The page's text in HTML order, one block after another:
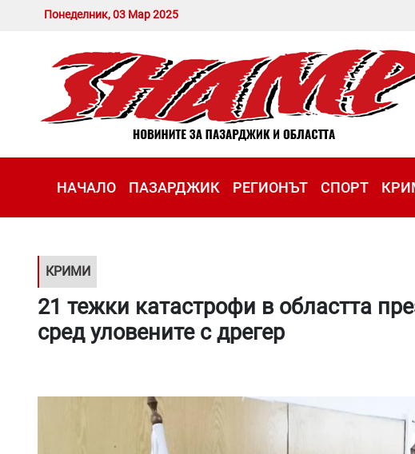
Понеделник, 03 Мар 2025
НАЧАЛО ПАЗАРДЖИК РЕГИОНЪТ СПОРТ
КРИМИ
21 тежки катастрофи в областта
сред уловените с дрегер